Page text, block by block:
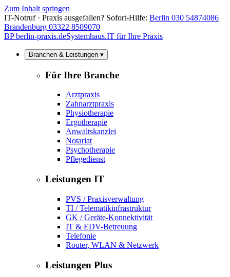
Zum Inhalt springen
IT-Notruf · Praxis ausgefallen? Sofort-Hilfe: Berlin 030 54874086
Brandenburg 03322 8509070
BP berlin-praxis.deSystemhaus.IT für Ihre Praxis
Branchen & Leistungen ▾
Für Ihre Branche
Arztpraxis
Zahnarztpraxis
Physiotherapie
Ergotherapie
Anwaltskanzlei
Notariat
Psychotherapie
Pflegedienst
Leistungen IT
PVS / Praxisverwaltung
TI / Telematikinfrastruktur
GK / Geräte-Konnektivität
IT & EDV-Betreuung
Telefonie
Router, WLAN & Netzwerk
Leistungen Plus